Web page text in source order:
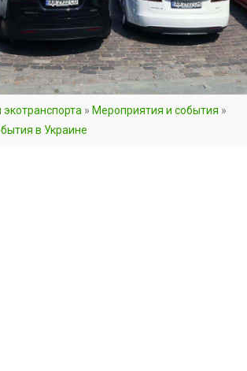
экотранспорта » Мероприятия и события »
в Украине